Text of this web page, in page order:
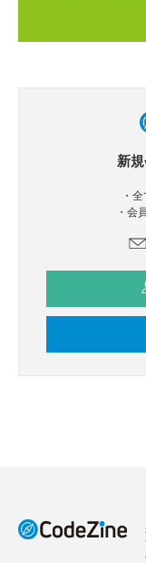
新
・
・会